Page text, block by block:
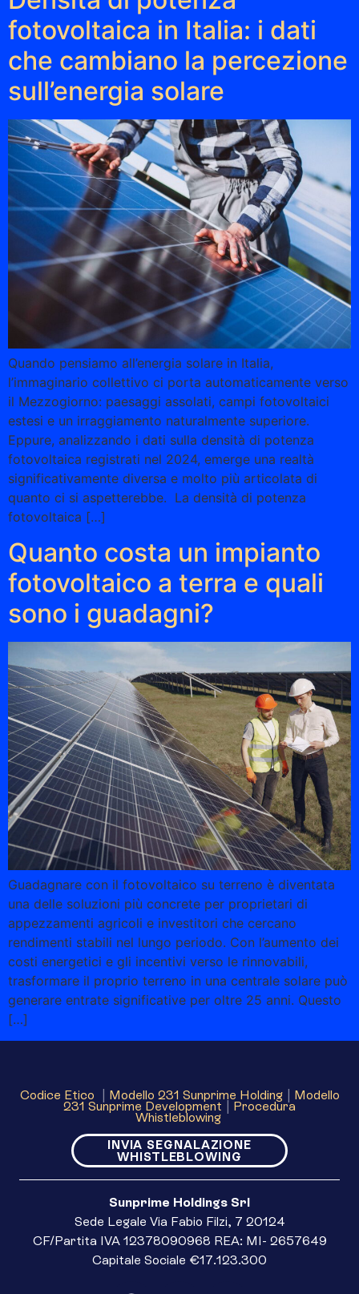
fotovoltaica in Italia: i dati
che cambiano la percezione
sull’energia solare
Quando pensiamo all’energia solare in Italia,
l’immaginario collettivo ci porta automaticamente verso
il Mezzogiorno: paesaggi assolati, campi fotovoltaici
estesi e un irraggiamento naturalmente superiore.
Eppure, analizzando i dati sulla densità di potenza
fotovoltaica registrati nel 2024, emerge una realtà
significativamente diversa e molto più articolata di
quanto ci si aspetterebbe. La densità di potenza
fotovoltaica […]
Quanto costa un impianto
fotovoltaico a terra e quali
sono i guadagni?
Guadagnare con il fotovoltaico su terreno è diventata
una delle soluzioni più concrete per proprietari di
appezzamenti agricoli e investitori che cercano
rendimenti stabili nel lungo periodo. Con l’aumento dei
costi energetici e gli incentivi verso le rinnovabili,
trasformare il proprio terreno in una centrale solare può
generare entrate significative per oltre 25 anni. Questo
[…]
Codice Etico | Modello 231 Sunprime Holding| Modello
231 Sunprime Development | Procedura
Whistleblowing
INVIA SEGNALAZIONE
WHISTLEBLOWING
Sunprime Holdings Srl
Sede Legale Via Fabio Filzi, 7 20124
CF/Partita IVA 12378090968 REA: MI- 2657649
Capitale Sociale €17.123.300